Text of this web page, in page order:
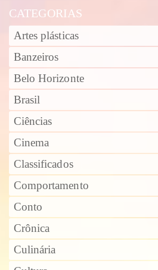
CATEGORIAS
Artes plásticas
Banzeiros
Belo Horizonte
Brasil
Ciências
Cinema
Classificados
Comportamento
Conto
Crônica
Culinária